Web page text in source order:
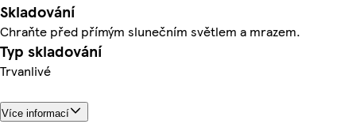
Skladování
Chraňte před přímým slunečním světlem a mrazem.
Typ skladování
Trvanlivé
Více informací